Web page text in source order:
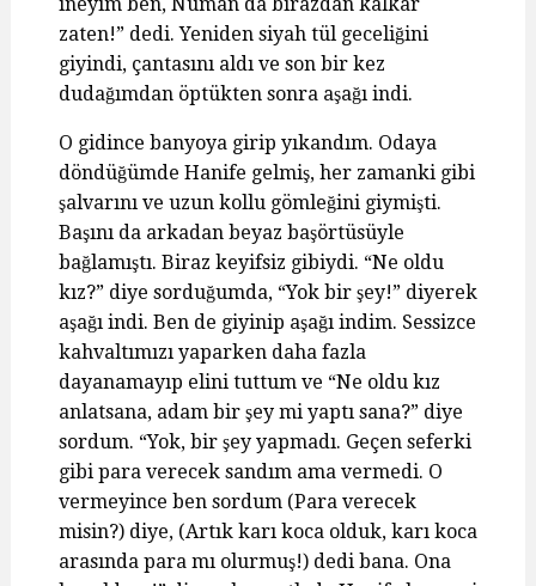
zaten!” dedi. Yeniden siyah tül geceliğini
giyindi, çantasını aldı ve son bir kez
dudağımdan öptükten sonra aşağı indi.
O gidince banyoya girip yıkandım. Odaya
döndüğümde Hanife gelmiş, her zamanki gibi
şalvarını ve uzun kollu gömleğini giymişti.
Başını da arkadan beyaz başörtüsüyle
bağlamıştı. Biraz keyifsiz gibiydi. “Ne oldu
kız?” diye sorduğumda, “Yok bir şey!” diyerek
aşağı indi. Ben de giyinip aşağı indim. Sessizce
kahvaltımızı yaparken daha fazla
dayanamayıp elini tuttum ve “Ne oldu kız
anlatsana, adam bir şey mi yaptı sana?” diye
sordum. “Yok, bir şey yapmadı. Geçen seferki
gibi para verecek sandım ama vermedi. O
vermeyince ben sordum (Para verecek
misin?) diye, (Artık karı koca olduk, karı koca
arasında para mı olurmuş!) dedi bana. Ona